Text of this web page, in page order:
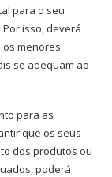
para o seu
isso, deverá
os menores
se adequam ao
para as
que os seus
dos produtos ou
poderá